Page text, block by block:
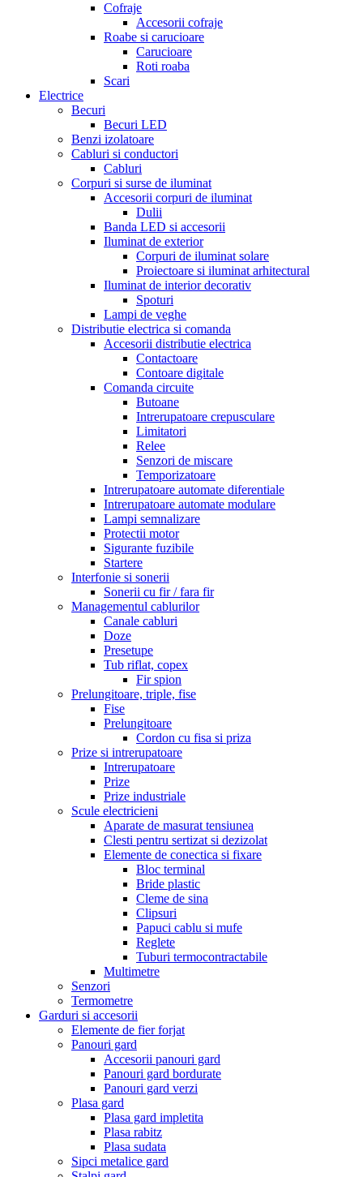
Cofraje
Accesorii cofraje
Roabe si carucioare
Carucioare
Roti roaba
Scari
Electrice
Becuri
Becuri LED
Benzi izolatoare
Cabluri si conductori
Cabluri
Corpuri si surse de iluminat
Accesorii corpuri de iluminat
Dulii
Banda LED si accesorii
Iluminat de exterior
Corpuri de iluminat solare
Proiectoare si iluminat arhitectural
Iluminat de interior decorativ
Spoturi
Lampi de veghe
Distributie electrica si comanda
Accesorii distributie electrica
Contactoare
Contoare digitale
Comanda circuite
Butoane
Intrerupatoare crepusculare
Limitatori
Relee
Senzori de miscare
Temporizatoare
Intrerupatoare automate diferentiale
Intrerupatoare automate modulare
Lampi semnalizare
Protectii motor
Sigurante fuzibile
Startere
Interfonie si sonerii
Sonerii cu fir / fara fir
Managementul cablurilor
Canale cabluri
Doze
Presetupe
Tub riflat, copex
Fir spion
Prelungitoare, triple, fise
Fise
Prelungitoare
Cordon cu fisa si priza
Prize si intrerupatoare
Intrerupatoare
Prize
Prize industriale
Scule electricieni
Aparate de masurat tensiunea
Clesti pentru sertizat si dezizolat
Elemente de conectica si fixare
Bloc terminal
Bride plastic
Cleme de sina
Clipsuri
Papuci cablu si mufe
Reglete
Tuburi termocontractabile
Multimetre
Senzori
Termometre
Garduri si accesorii
Elemente de fier forjat
Panouri gard
Accesorii panouri gard
Panouri gard bordurate
Panouri gard verzi
Plasa gard
Plasa gard impletita
Plasa rabitz
Plasa sudata
Sipci metalice gard